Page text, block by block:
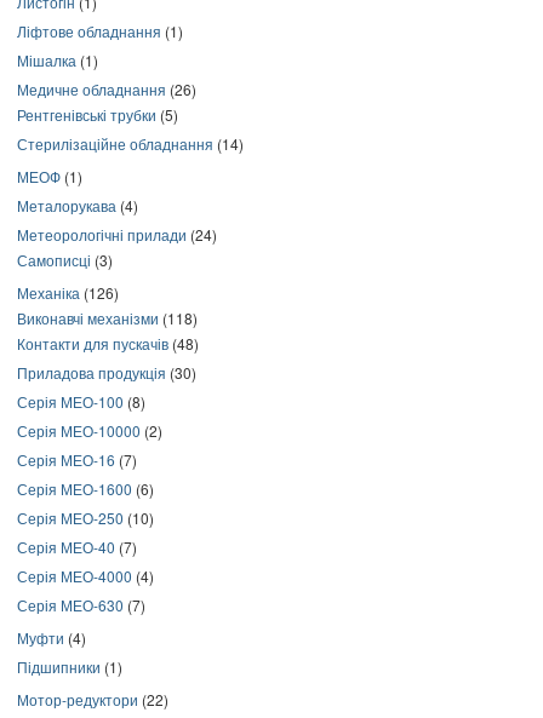
Ліфтове обладнання (1)
Мішалка (1)
Медичне обладнання (26)
Рентгенівські трубки (5)
Стерилізаційне обладнання (14)
МЕОФ (1)
Металорукава (4)
Метеорологічні прилади (24)
Самописці (3)
Механіка (126)
Виконавчі механізми (118)
Контакти для пускачів (48)
Приладова продукція (30)
Серія МЕО-100 (8)
Серія МЕО-10000 (2)
Серія МЕО-16 (7)
Серія МЕО-1600 (6)
Серія МЕО-250 (10)
Серія МЕО-40 (7)
Серія МЕО-4000 (4)
Серія МЕО-630 (7)
Муфти (4)
Підшипники (1)
Мотор-редуктори (22)